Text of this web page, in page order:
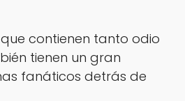
contienen tanto odio
tienen un gran
fanáticos detrás de